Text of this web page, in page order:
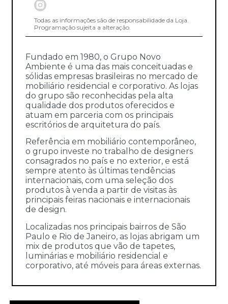
Todas as informações são de responsabilidade da Loja.
Programação sujeita a alteração.
Fundado em 1980, o Grupo Novo
Ambiente é uma das mais conceituadas e
sólidas empresas brasileiras no mercado de
mobiliário residencial e corporativo. As lojas
do grupo são reconhecidas pela alta
qualidade dos produtos oferecidos e
atuam em parceria com os principais
escritórios de arquitetura do país.
Referência em mobiliário contemporâneo,
o grupo investe no trabalho de designers
consagrados no país e no exterior, e está
sempre atento às últimas tendências
internacionais, com uma seleção dos
produtos à venda a partir de visitas às
principais feiras nacionais e internacionais
de design.
Localizadas nos principais bairros de São
Paulo e Rio de Janeiro, as lojas abrigam um
mix de produtos que vão de tapetes,
luminárias e mobiliário residencial e
corporativo, até móveis para áreas externas.